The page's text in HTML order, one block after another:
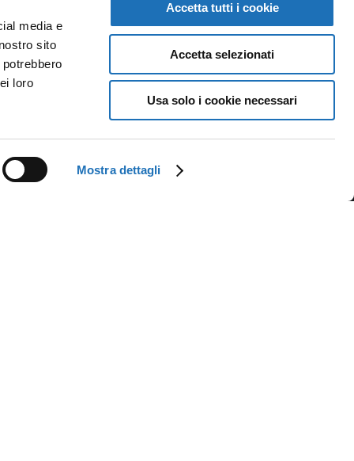
media e
sito
loro
Mostra dettagli
Accetta tutti i cookie
Accetta selezionati
Usa solo i cookie necessari